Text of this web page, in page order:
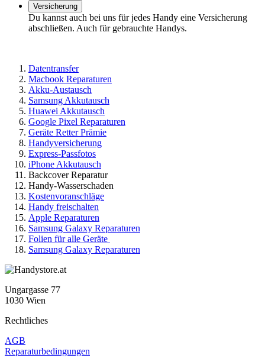
Versicherung
Du kannst auch bei uns für jedes Handy eine Versicherung
abschließen. Auch für gebrauchte Handys.
Datentransfer
Macbook Reparaturen
Akku-Austausch
Samsung Akkutausch
Huawei Akkutausch
Google Pixel Reparaturen
Geräte Retter Prämie
Handyversicherung
Express-Passfotos
iPhone Akkutausch
Backcover Reparatur
Handy-Wasserschaden
Kostenvoranschläge
Handy freischalten
Apple Reparaturen
Samsung Galaxy Reparaturen
Folien für alle Geräte
Samsung Galaxy Reparaturen
Ungargasse 77
1030 Wien
Rechtliches
AGB
Reparaturbedingungen